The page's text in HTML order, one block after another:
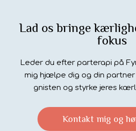
Lad os bringe
fokus
Leder du efter parterapi på
mig hjælpe dig og din
gnisten og styrke jeres
Kontakt mig og